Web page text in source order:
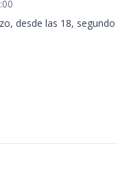
desde las 18,